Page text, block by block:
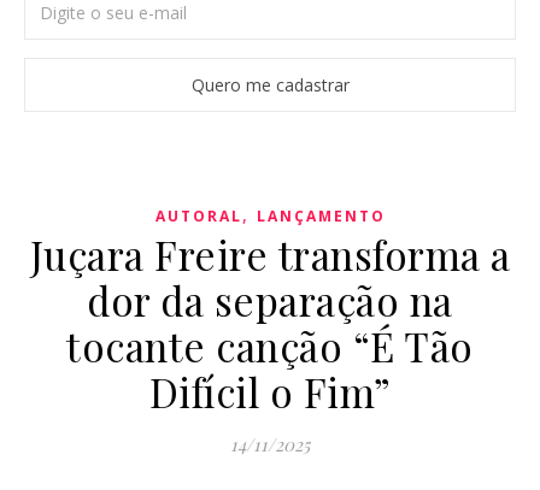
AUTORAL, LANÇAMENTO
Juçara Freire transforma a
dor da separação na
tocante canção “É Tão
Difícil o Fim”
14/11/2025